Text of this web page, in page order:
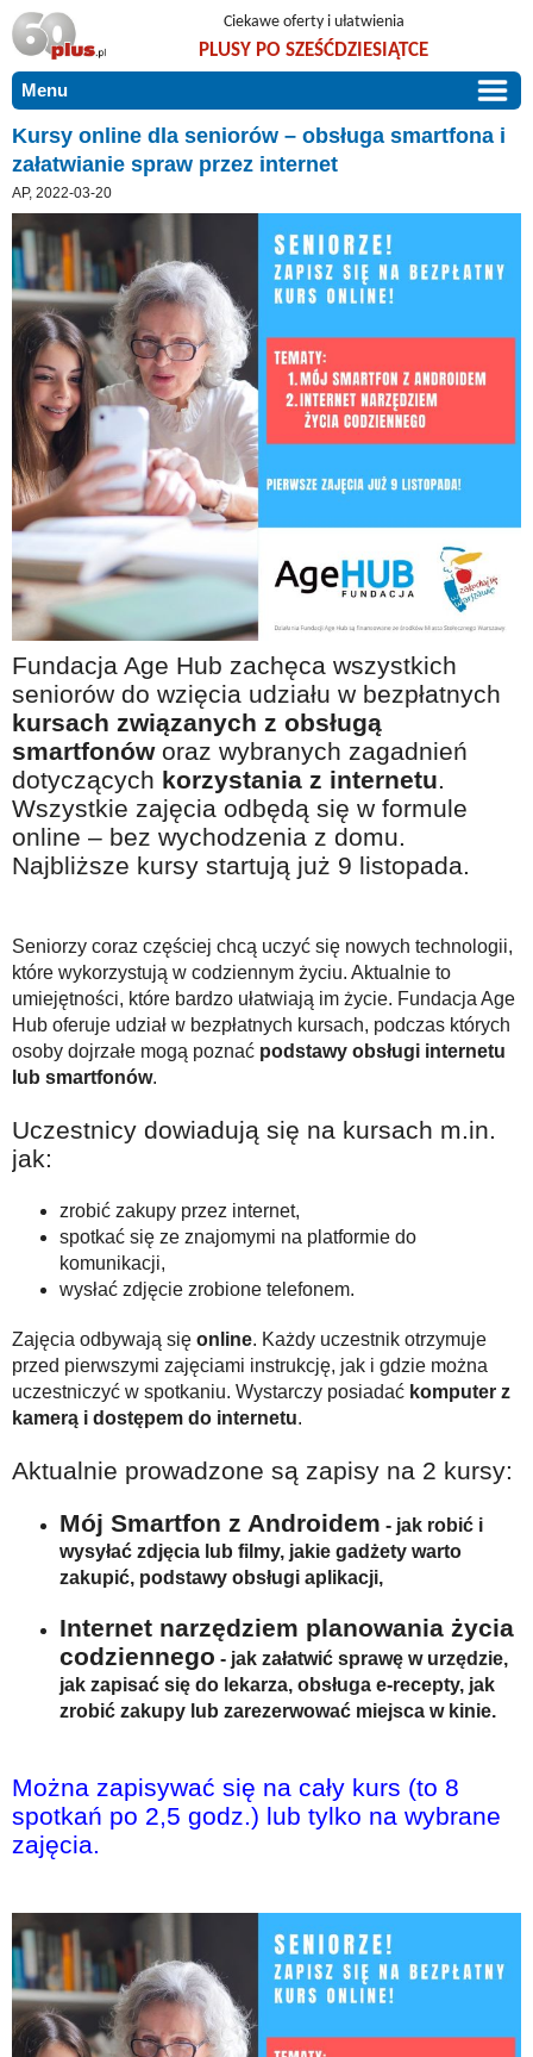
Ciekawe oferty i ułatwienia
PLUSY PO SZEŚĆDZIESIĄTCE
Menu
START
PROMOCJE
ARTYKUŁY
Szczególnie polecamy
Użyteczne porady
Szlachetne zdrowie
Mieszkaj wygodnie i bez barier
Warto wiedzieć!
Podróże i wypoczynek
Taniej, okazyjnie, specjalnie dla 60plus
Hobby i pasje
Żyj aktywnie
60plus - najcenniejsi klienci
Dobra opieka
Warto naśladować
Coś dla ducha
Smacznie i zdrowo
O finansach i społeczeństwie - edukacja nie tylko dla 60plus
Stop samotności
Z internetem za pan brat
Bezpiecznie i w zgodzie z prawem
DLA BLISKICH
ZGŁOŚ OFERTĘ
O NAS
KONTAKT
Kursy online dla seniorów – obsługa smartfona i
załatwianie spraw przez internet
AP, 2022-03-20
Fundacja Age Hub zachęca wszystkich
seniorów do wzięcia udziału w bezpłatnych
kursach związanych z obsługą
smartfonóworaz wybranych zagadnień
dotyczących korzystania z internetu.
Wszystkie zajęcia odbędą się w formule
online – bez wychodzenia z domu.
Najbliższe kursy startują już 9 listopada.
Seniorzy coraz częściej chcą uczyć się nowych technologii,
które wykorzystują w codziennym życiu. Aktualnie to
umiejętności, które bardzo ułatwiają im życie. Fundacja Age
Hub oferuje udział w bezpłatnych kursach, podczas których
osoby dojrzałe mogą poznać podstawy obsługi internetu
lub smartfonów.
Uczestnicy dowiadują się na kursach m.in.
jak:
zrobić zakupy przez internet,
spotkać się ze znajomymi na platformie do
komunikacji,
wysłać zdjęcie zrobione telefonem.
Zajęcia odbywają się online. Każdy uczestnik otrzymuje
przed pierwszymi zajęciami instrukcję, jak i gdzie można
uczestniczyć w spotkaniu. Wystarczy posiadać komputer z
kamerą i dostępem do internetu.
Aktualnie prowadzone są zapisy na 2 kursy:
Mój Smartfon z Androidem - jak robić i
wysyłać zdjęcia lub filmy, jakie gadżety warto
zakupić, podstawy obsługi aplikacji,
Internet narzędziem planowania życia
codziennego - jak załatwić sprawę w urzędzie,
jak zapisać się do lekarza, obsługa e-recepty, jak
zrobić zakupy lub zarezerwować miejsca w kinie.
Można zapisywać się na cały kurs (to 8
spotkań po 2,5 godz.) lub tylko na wybrane
zajęcia.